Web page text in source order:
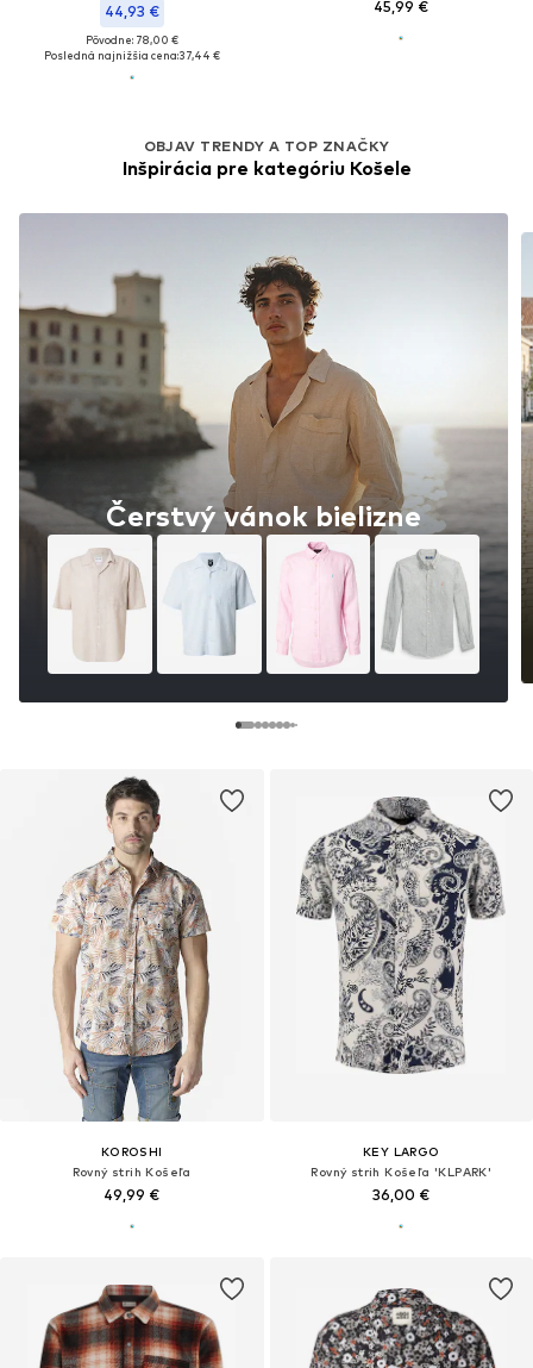
44,93 €
Pôvodne: 78,00 €
Posledná najnižšia cena:37,44 €
45,99 €
KOROSHI
Rovný strih Košeľa
49,99 €
OBJAV TRENDY A TOP ZNAČKY
Inšpirácia pre kategóriu Košele
Čerstvý vánok bielizne
KEY LARGO
Rovný strih Košeľa 'KLPARK'
36,00 €